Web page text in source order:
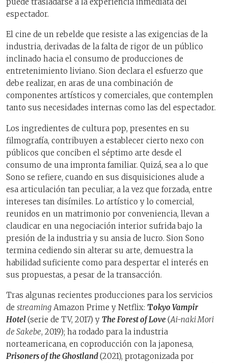
espectador.
El cine de un rebelde que resiste a las exigencias de la
industria, derivadas de la falta de rigor de un público
inclinado hacia el consumo de producciones de
entretenimiento liviano. Sion declara el esfuerzo que
debe realizar, en aras de una combinación de
componentes artísticos y comerciales, que contemplen
tanto sus necesidades internas como las del espectador.
Los ingredientes de cultura pop, presentes en su
filmografía, contribuyen a establecer cierto nexo con
públicos que conciben el séptimo arte desde el
consumo de una impronta familiar. Quizá, sea a lo que
Sono se refiere, cuando en sus disquisiciones alude a
esa articulación tan peculiar, a la vez que forzada, entre
intereses tan disímiles. Lo artístico y lo comercial,
reunidos en un matrimonio por conveniencia, llevan a
claudicar en una negociación interior sufrida bajo la
presión de la industria y su ansia de lucro. Sion Sono
termina cediendo sin alterar su arte, demuestra la
habilidad suficiente como para despertar el interés en
sus propuestas, a pesar de la transacción.
Tras algunas recientes producciones para los servicios
de streaming Amazon Prime y Netflix: Tokyo Vampir
Hotel(serie de TV, 2017) y The Forest of Love(Ai-naki Mori
de Sakebe, 2019); ha rodado para la industria
norteamericana, en coproducción con la japonesa,
Prisoners of the Ghostland(2021), protagonizada por